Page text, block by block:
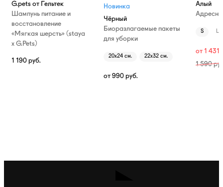
G.pets от Гельтек
Шампунь питание и
восстановление
«Мягкая шерсть» (staya
х G.Pets)
1 190 руб.
Новинка
Чёрный
Биоразлагаемые пакеты
для уборки
20х24 см. 22х32 см.
от 990 руб.
Алый
S L
от 1 431
1 590